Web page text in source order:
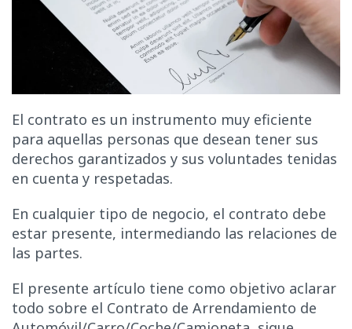
El contrato es un instrumento muy eficiente
para aquellas personas que desean tener sus
derechos garantizados y sus voluntades tenidas
en cuenta y respetadas.
En cualquier tipo de negocio, el contrato debe
estar presente, intermediando las relaciones de
las partes.
El presente artículo tiene como objetivo aclarar
todo sobre el Contrato de Arrendamiento de